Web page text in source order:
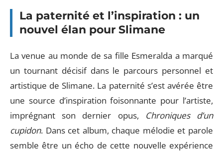
La paternité et l’inspiration : un
nouvel élan pour Slimane
La venue au monde de sa fille Esmeralda a marqué
un tournant décisif dans le parcours personnel et
artistique de Slimane. La paternité s’est avérée être
une source d’inspiration foisonnante pour l’artiste,
imprégnant son dernier opus, Chroniques d’un
cupidon. Dans cet album, chaque mélodie et parole
semble être un écho de cette nouvelle expérience